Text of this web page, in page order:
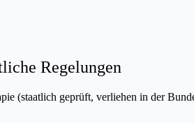
Regelungen
(staatlich geprüft, verliehen in der